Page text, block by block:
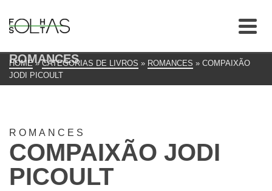
ROMANCES
HOME » CATEGORIAS DE LIVROS » ROMANCES » COMPAIXÃO
JODI PICOULT
ROMANCES
COMPAIXÃO JODI
PICOULT